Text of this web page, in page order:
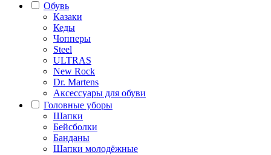
Обувь
Казаки
Кеды
Чопперы
Steel
ULTRAS
New Rock
Dr. Martens
Аксессуары для обуви
Головные уборы
Шапки
Бейсболки
Банданы
Шапки молодёжные